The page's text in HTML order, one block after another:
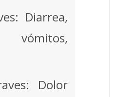
Diarrea,
vómitos,
Dolor